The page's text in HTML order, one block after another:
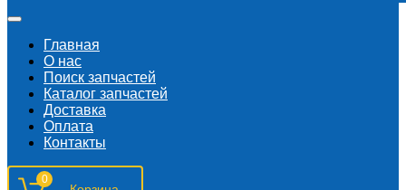
Главная
О нас
Поиск запчастeй
Каталог запчастей
Доставка
Оплата
Контакты
0